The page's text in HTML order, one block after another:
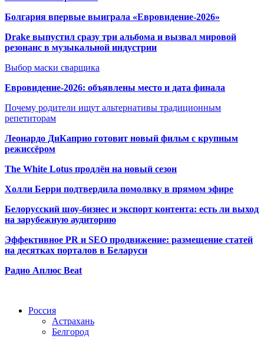
Болгария впервые выиграла «Евровидение-2026»
Drake выпустил сразу три альбома и вызвал мировой
резонанс в музыкальной индустрии
Выбор маски сварщика
Евровидение-2026: объявлены место и дата финала
Почему родители ищут альтернативы традиционным
репетиторам
Леонардо ДиКаприо готовит новый фильм с крупным
режиссёром
The White Lotus продлён на новый сезон
Холли Берри подтвердила помолвку в прямом эфире
Белорусский шоу-бизнес и экспорт контента: есть ли выход
на зарубежную аудиторию
Эффективное PR и SEO продвижение: размещение статей
на десятках порталов в Беларуси
Радио Аплюс Beat
Россия
Астрахань
Белгород